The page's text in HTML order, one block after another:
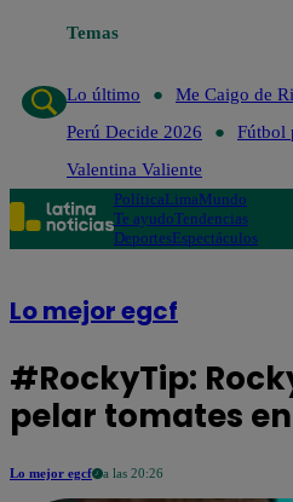
Temas
Lo último
Me Caigo de
Perú Decide 2026
Fútbol
Valentina Valiente
PolíticaLimaMundo
Te ayudoTendencias
DeportesEspectáculos
Lo mejor egcf
#RockyTip:
pelar tomates
Lo mejor egcf a las 20:26